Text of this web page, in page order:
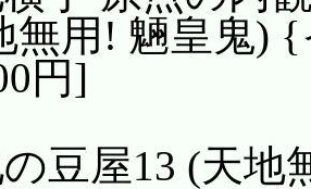
無用! 魎皇鬼)
円]
豆屋13 (天